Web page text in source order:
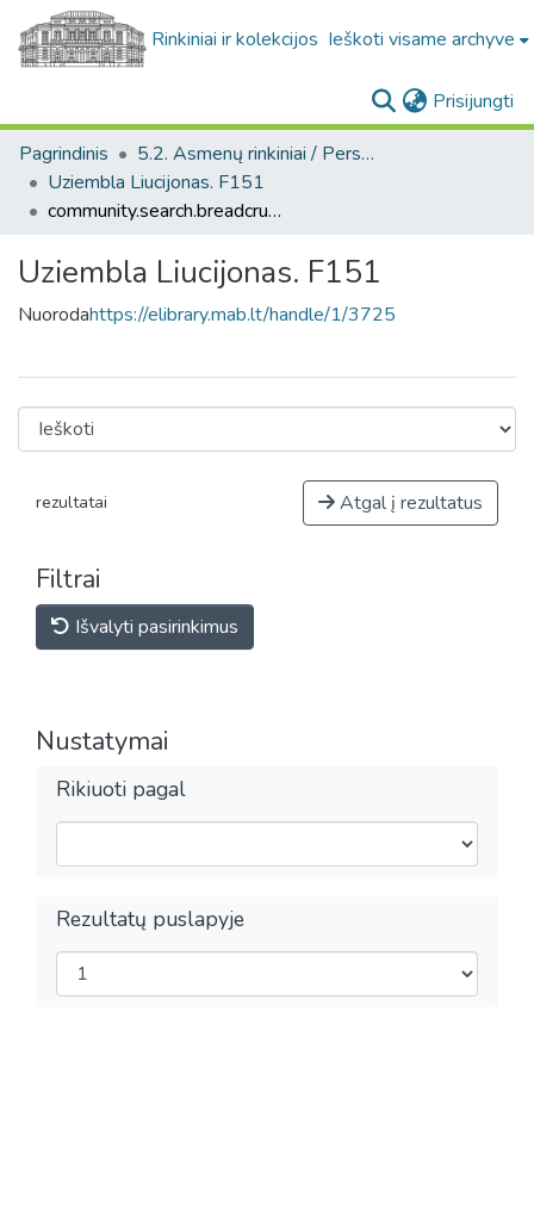
Rinkiniai ir kolekcijos Ieškoti visame archyve
Prisijungti
Pagrindinis
5.2. Asmenų rinkiniai / Personal collections
Uziembla Liucijonas. F151
community.search.breadcrumbs
Uziembla Liucijonas. F151
Nuorodahttps://elibrary.mab.lt/handle/1/3725
rezultatai Atgal į rezultatus
Filtrai
Išvalyti pasirinkimus
Nustatymai
Rikiuoti pagal
Rezultatų puslapyje